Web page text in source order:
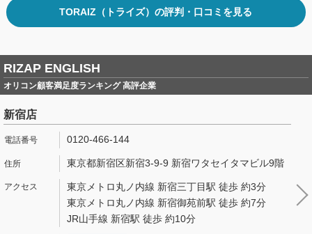
TORAIZ（トライズ）の評判・口コミを見る
RIZAP ENGLISH
オリコン顧客満足度ランキング 高評企業
新宿店
0120-466-144
東京都新宿区新宿3-9-9 新宿ワタセイタマビル9階
東京メトロ丸ノ内線 新宿三丁目駅 徒歩 約3分
東京メトロ丸ノ内線 新宿御苑前駅 徒歩 約7分
JR山手線 新宿駅 徒歩 約10分